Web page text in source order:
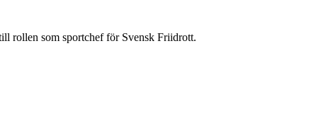
rollen som sportchef för Svensk Friidrott.